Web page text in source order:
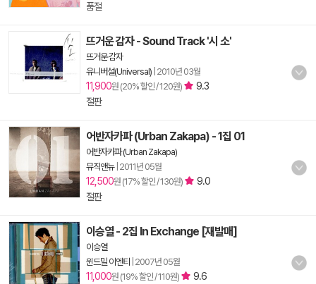
품절
뜨거운 감자 - Sound Track '시 소'
뜨거운 감자
유니버설(Universal) 2010년 03월
11,900원 (20% 할인 / 120원)
9.3
절판
어반자카파 (Urban Zakapa) - 1집 01
어반자카파 (Urban Zakapa)
뮤직앤뉴| 2011년 05월
12,500원 (17% 할인 / 130원)
9.0
절판
이승열 - 2집 In Exchange [재발매]
이승열
윈드밀 이엔티
2007년 05월
11,000원 (19% 할인 / 110원)
9.6